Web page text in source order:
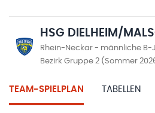
HSG DIELHEIM/
Rhein-Neckar - männliche
Bezirk Gruppe 2 (Sommer
TEAM-SPIELPLAN TABELLEN